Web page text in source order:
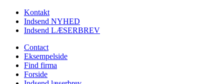
Kontakt
Indsend NYHED
Indsend LÆSERBREV
Contact
Eksempelside
Find firma
Forside